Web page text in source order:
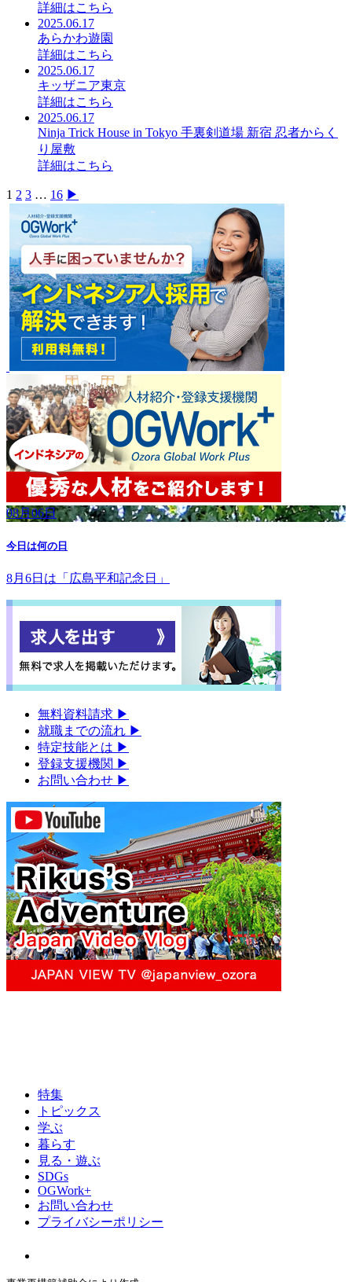
詳細はこちら
2025.06.17
あらかわ遊園
詳細はこちら
2025.06.17
キッザニア東京
詳細はこちら
2025.06.17
Ninja Trick House in Tokyo 手裏剣道場 新宿 忍者からく
り屋敷
詳細はこちら
Posts
pagination
1 2 3 … 16 ▶︎
08月06日
今日は何の日
8月6日は「広島平和記念日」
無料資料請求 ▶︎
就職までの流れ ▶︎
特定技能とは ▶︎
登録支援機関 ▶︎
お問い合わせ ▶︎
特集
トピックス
学ぶ
暮らす
見る・遊ぶ
SDGs
OGWork+
お問い合わせ
プライバシーポリシー